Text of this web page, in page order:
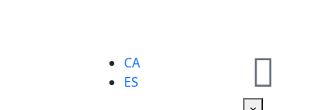
CA
ES